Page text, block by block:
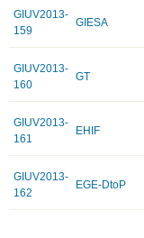
GIUV2013-
159
GIESA
GIUV2013-
160
GT
GIUV2013-
161
EHIF
GIUV2013-
162
EGE-DtoP